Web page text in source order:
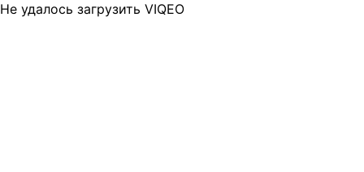
Не удалось загрузить VIQEO